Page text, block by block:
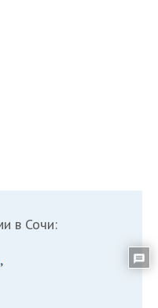
в Сочи:
,